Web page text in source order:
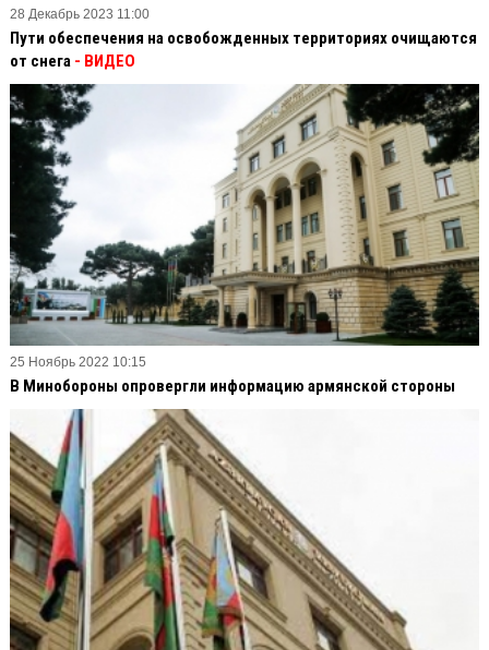
28 Декабрь 2023 11:00
Пути обеспечения на освобожденных территориях очищаются
от снега - ВИДЕО
25 Ноябрь 2022 10:15
В Минобороны опровергли информацию армянской стороны